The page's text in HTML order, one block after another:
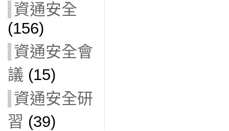
資通安全
(156)
資通安全會
議 (15)
資通安全研
習 (39)